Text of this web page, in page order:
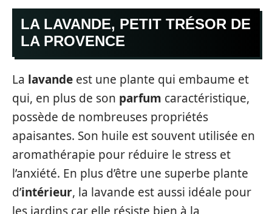
LA LAVANDE, PETIT TRÉSOR DE
LA PROVENCE
La lavande est une plante qui embaume et
qui, en plus de son parfum caractéristique,
possède de nombreuses propriétés
apaisantes. Son huile est souvent utilisée en
aromathérapie pour réduire le stress et
l’anxiété. En plus d’être une superbe plante
d’intérieur, la lavande est aussi idéale pour